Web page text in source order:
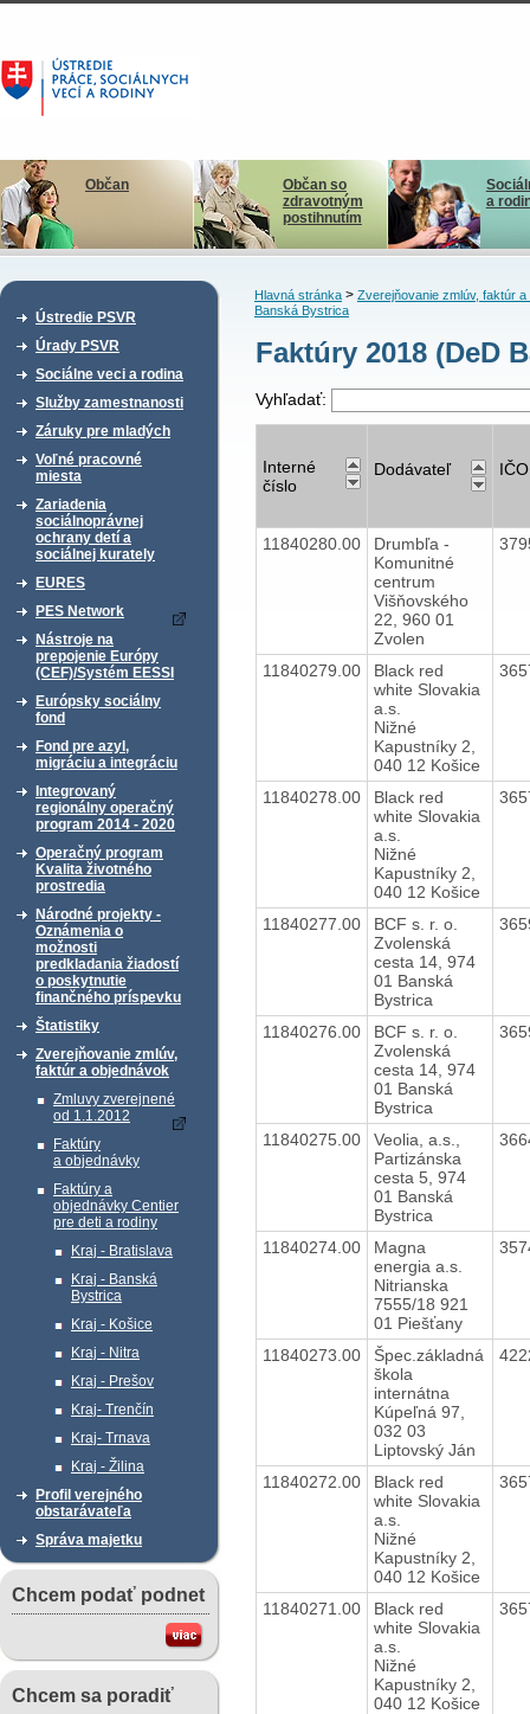
Občan
Občan so
zdravotným
postihnutím
a
Ústredie PSVR
Úrady PSVR
Sociálne veci a rodina
Služby zamestnanosti
Záruky pre mladých
Voľné pracovné
miesta
Zariadenia
sociálnoprávnej
ochrany detí a
sociálnej kurately
EURES
PES Network
Nástroje na
prepojenie Európy
(CEF)/Systém EESSI
Európsky sociálny
fond
Fond pre azyl,
migráciu a integráciu
Integrovaný
regionálny operačný
program 2014 - 2020
Operačný program
Kvalita životného
prostredia
Národné projekty -
Oznámenia o
možnosti
predkladania žiadostí
o poskytnutie
finančného príspevku
Štatistiky
Zverejňovanie zmlúv,
faktúr a objednávok
Zmluvy zverejnené
od 1.1.2012
Faktúry
a objednávky
Faktúry a
objednávky Centier
pre deti a rodiny
Kraj - Bratislava
Kraj - Banská
Bystrica
Kraj - Košice
Kraj - Nitra
Kraj - Prešov
Kraj- Trenčín
Kraj- Trnava
Kraj - Žilina
Profil verejného
obstarávateľa
Správa majetku
Chcem podať podnet
Chcem sa poradiť
Hlavná stránka> Zverejňovanie zmlúv, faktúr a
Banská Bystrica
Faktúry 2018 (DeD
Vyhľadať:
Interné
číslo
Dodávateľ IČO
11840280.00
Drumbľa -
Komunitné
centrum
Višňovského
22, 960 01
Zvolen
11840279.00
Black red
white Slovakia
a.s.
Nižné
Kapustníky 2,
040 12 Košice
11840278.00
Black red
white Slovakia
a.s.
Nižné
Kapustníky 2,
040 12 Košice
11840277.00
BCF s. r. o.
Zvolenská
cesta 14, 974
01 Banská
Bystrica
11840276.00
BCF s. r. o.
Zvolenská
cesta 14, 974
01 Banská
Bystrica
11840275.00
Veolia, a.s.,
Partizánska
cesta 5, 974
01 Banská
Bystrica
11840274.00
Magna
energia a.s.
Nitrianska
7555/18 921
01 Piešťany
11840273.00
Špec.základná
škola
internátna
Kúpeľná 97,
032 03
Liptovský Ján
11840272.00
Black red
white Slovakia
a.s.
Nižné
Kapustníky 2,
040 12 Košice
11840271.00
Black red
white Slovakia
a.s.
Nižné
Kapustníky 2,
040 12 Košice